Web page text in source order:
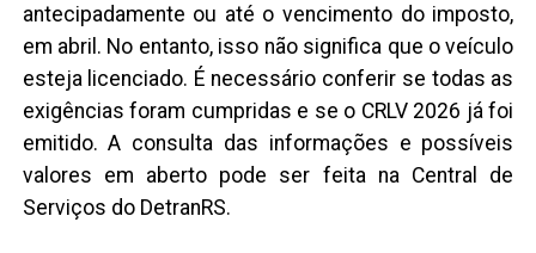
antecipadamente ou até o vencimento do imposto,
em abril. No entanto, isso não significa que o veículo
esteja licenciado. É necessário conferir se todas as
exigências foram cumpridas e se o CRLV 2026 já foi
emitido. A consulta das informações e possíveis
valores em aberto pode ser feita na Central de
Serviços do DetranRS.